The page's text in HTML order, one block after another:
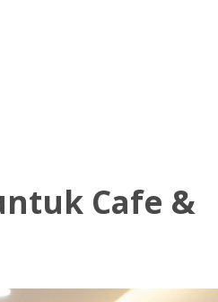
Cafe &